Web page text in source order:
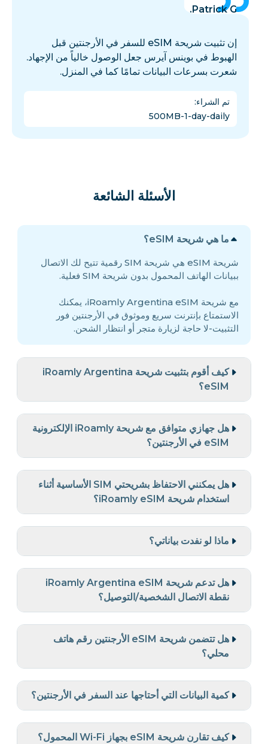
Patrick G.
إن تثبيت شريحة eSIM للسفر في الأرجنتين قبل
الهبوط في بوينس آيرس جعل الوصول خالياً من الإجهاد.
شعرت بسرعات البيانات تمامًا كما في المنزل.
تم الشراء:
500MB-1-day-daily
الأسئلة الشائعة
ما هي شريحة eSIM؟
شريحة eSIM هي شريحة SIM رقمية تتيح لك الاتصال
ببيانات الهاتف المحمول بدون شريحة SIM فعلية.
مع شريحة iRoamly Argentina eSIM، يمكنك
الاستمتاع بإنترنت سريع وموثوق في الأرجنتين فور
التثبيت-لا حاجة لزيارة متجر أو انتظار الشحن.
كيف أقوم بتثبيت شريحة iRoamly Argentina
eSIM؟
هل جهازي متوافق مع شريحة iRoamly الإلكترونية
eSIM في الأرجنتين؟
هل يمكنني الاحتفاظ بشريحتي SIM الأساسية أثناء
استخدام شريحة iRoamly eSIM؟
ماذا لو نفدت بياناتي؟
هل تدعم شريحة iRoamly Argentina eSIM
نقطة الاتصال الشخصية/التوصيل؟
هل تتضمن شريحة eSIM الأرجنتين رقم هاتف
محلي؟
كمية البيانات التي أحتاجها عند السفر في الأرجنتين؟
كيف تقارن شريحة eSIM بجهاز Wi-Fi المحمول؟